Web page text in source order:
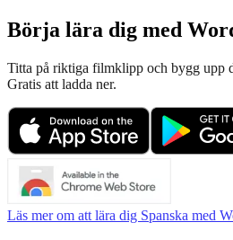
Börja lära dig med
Titta på riktiga filmklipp och bygg upp
Gratis att ladda ner.
Läs mer om att lära dig Spanska med